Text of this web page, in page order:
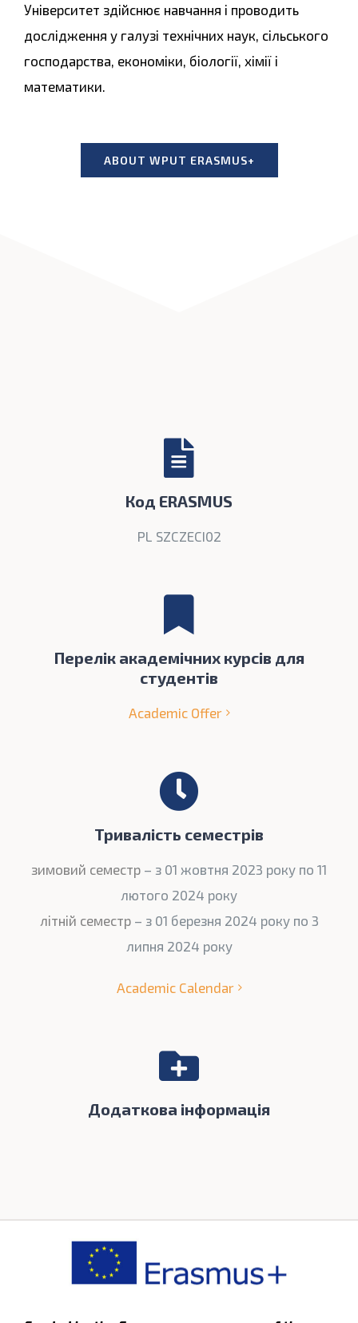
Університет здійснює навчання і проводить
дослідження у галузі технічних наук, сільського
господарства, економіки, біології, хімії і
математики.
ABOUT WPUT ERASMUS+
Код ERASMUS
PL SZCZECI02
Перелік академічних курсів для
студентів
Academic Offer
Тривалість семестрів
зимовий семестр – з 01 жовтня 2023 року по 11
лютого 2024 року
літній семестр– з 01 березня 2024 року по 3
липня 2024 року
Academic Calendar
Додаткова інформація